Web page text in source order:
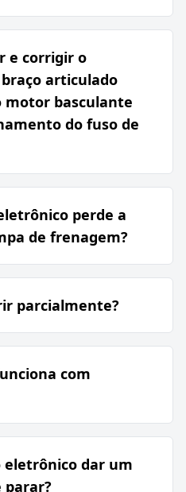
e corrigir o
articulado
motor basculante
do fuso de
perde a
de frenagem?
parcialmente?
com
eletrônico dar um